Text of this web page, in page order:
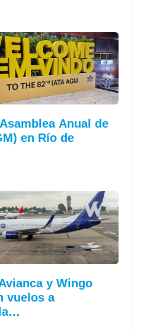
Anual de
en Río de
y Wingo
vuelos a